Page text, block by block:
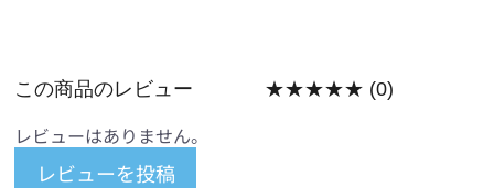
この商品のレビュー ★★★★★ (0)
レビューはありません。
レビューを投稿